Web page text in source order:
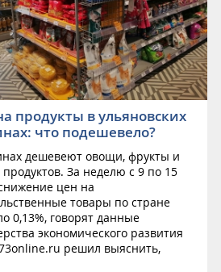
продукты в ульяновских
что подешевело?
дешевеют овощи, фрукты и
За неделю с 9 по 15
цен на
товары по стране
0,13%, говорят данные
экономического развития
решил выяснить,